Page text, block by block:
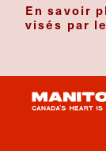
En savoir
visés par